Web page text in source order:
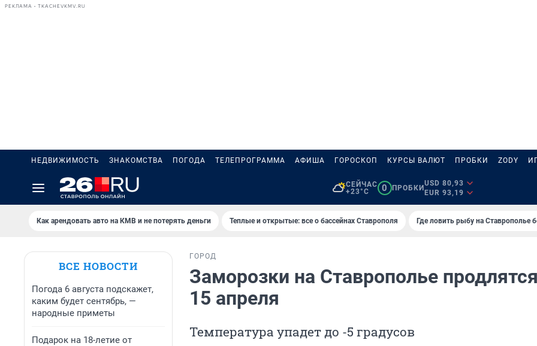
РЕКЛАМА • TKACHEVKMV.RU
НЕДВИЖИМОСТЬ ЗНАКОМСТВА ПОГОДА ТЕЛЕПРОГРАММА АФИША ГОРОСКОП КУРСЫ ВАЛЮТ ПРОБКИ ZODY
СЕЙЧАС
+23°C
0 ПРОБКИ
USD 80,93
EUR 93,19
Как арендовать авто на КМВ и не потерять деньги Теплые и открытые: все о бассейнах Ставрополя Где ловить рыбу на Ставрополье
ВСЕ НОВОСТИ
Погода 6 августа подскажет,
каким будет сентябрь, —
народные приметы
Подарок на 18-летие от
ГОРОД
Заморозки на Ставрополье
15 апреля
Температура упадет до -5 градусов